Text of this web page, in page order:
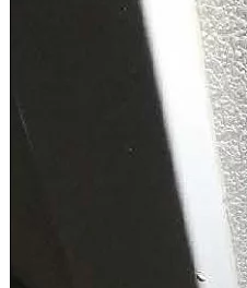
экспертизу по своей
Может ли суд снизить
недостатков по своему
Нет, суд при вынесении
заключением специалиста или
проведения судебной
обладает специальными поз...
Мы получили по акту приема-
только сейчас стали замечать
строительных работ. Уже
В данном случае, правовое
какого договора, а,
объект недвижимости. В
приобретена по договору